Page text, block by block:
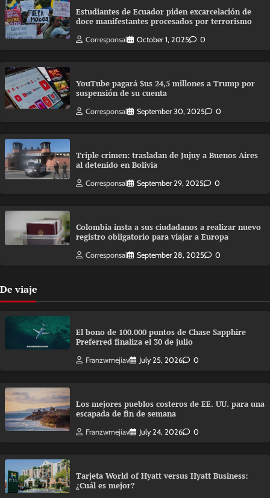
Estudiantes de Ecuador piden excarcelación de
doce manifestantes procesados por terrorismo
Corresponsal October 1, 2025 0
YouTube pagará $us 24,5 millones a Trump por
suspensión de su cuenta
Corresponsal September 30, 2025 0
Triple crimen: trasladan de Jujuy a Buenos Aires
al detenido en Bolivia
Corresponsal September 29, 2025 0
Colombia insta a sus ciudadanos a realizar nuevo
registro obligatorio para viajar a Europa
Corresponsal September 28, 2025 0
De viaje
El bono de 100.000 puntos de Chase Sapphire
Preferred finaliza el 30 de julio
Franzwmejiav July 25, 2026 0
Los mejores pueblos costeros de EE. UU. para una
escapada de fin de semana
Franzwmejiav July 24, 2026 0
Tarjeta World of Hyatt versus Hyatt Business:
¿Cuál es mejor?